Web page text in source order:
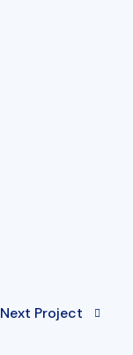
Next Project